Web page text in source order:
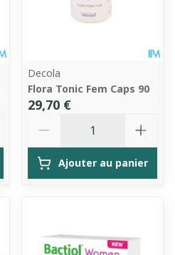
Decola
Flora Tonic Fem Caps 90
29,70 €
Ajouter au panier